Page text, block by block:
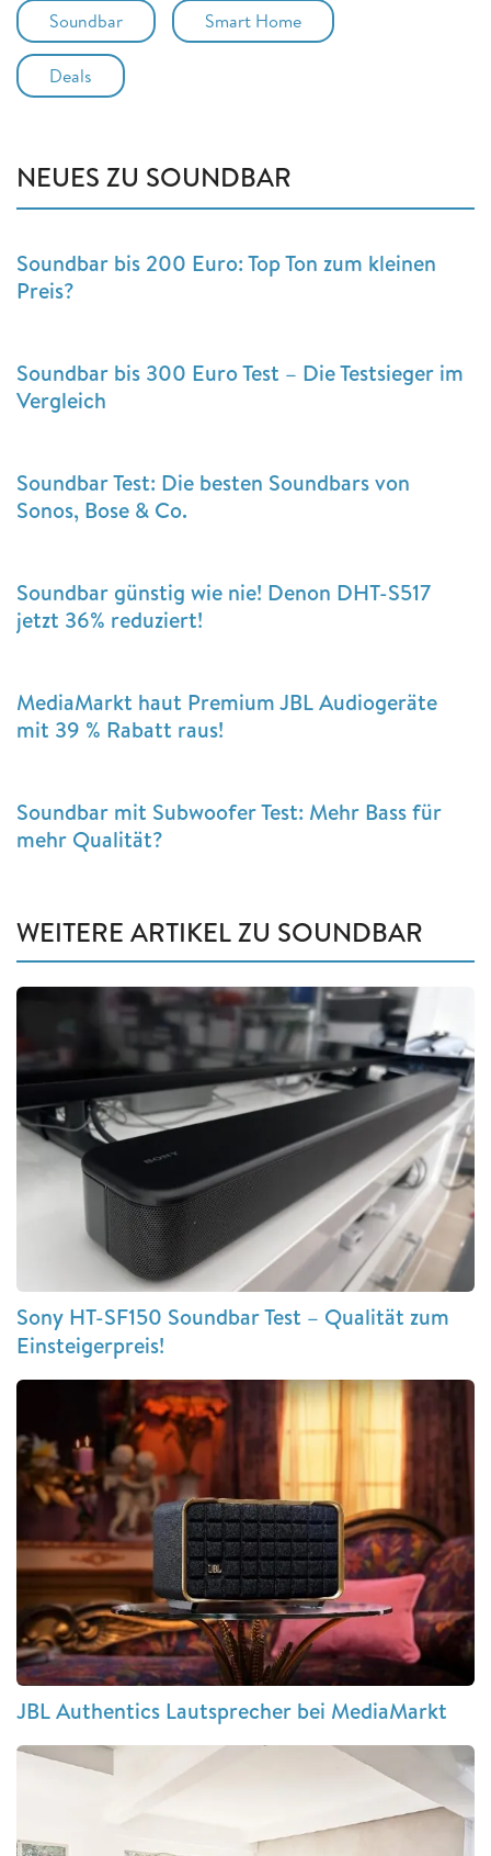
Soundbar Smart Home
Deals
NEUES ZU SOUNDBAR
Soundbar bis 200 Euro: Top Ton zum kleinen
Preis?
Soundbar bis 300 Euro Test – Die Testsieger im
Vergleich
Soundbar Test: Die besten Soundbars von
Sonos, Bose & Co.
Soundbar günstig wie nie! Denon DHT-S517
jetzt 36% reduziert!
MediaMarkt haut Premium JBL Audiogeräte
mit 39 % Rabatt raus!
Soundbar mit Subwoofer Test: Mehr Bass für
mehr Qualität?
WEITERE ARTIKEL ZU SOUNDBAR
Sony HT-SF150 Soundbar Test – Qualität zum
Einsteigerpreis!
JBL Authentics Lautsprecher bei MediaMarkt